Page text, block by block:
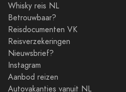
Whisky reis NL
Betrouwbaar?
Reisdocumenten VK
Reisverzekeringen
Nieuwsbrief?
Instagram
Aanbod reizen
Autovakanties vanuit NL